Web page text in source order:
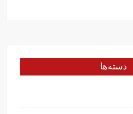
دسته‌ها